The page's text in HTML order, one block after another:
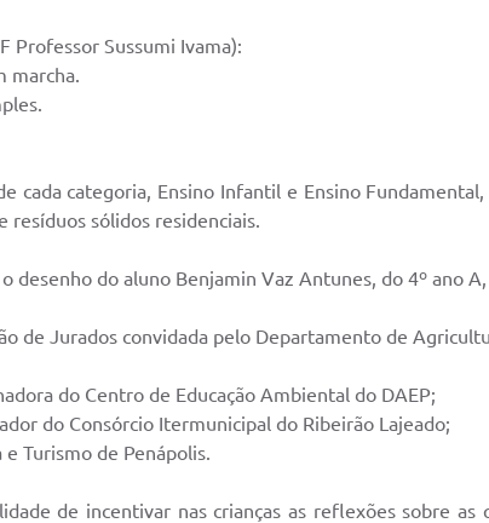
Professor Sussumi Ivama):
marcha.
cada categoria, Ensino Infantil e Ensino
resíduos sólidos residenciais.
desenho do aluno Benjamin Vaz Antunes, do 4º ano
de Jurados convidada pelo Departamento de
do Centro de Educação Ambiental do DAEP;
do Consórcio Itermunicipal do Ribeirão Lajeado;
Turismo de Penápolis.
de incentivar nas crianças as reflexões sobre